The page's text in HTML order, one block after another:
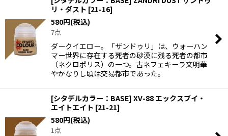
リ・ダスト [21-16]
580円(税込)
7点
ダークイエロー。「ザンドゥリ」は、ウォーハン
マー世界に存在する死者の砂漠に残る死者の都市
（ネクロポリス）の一つ。古ネフェキーラ文明華
やかなりし頃は交易都市であった。
[シタデルカラー：BASE] XV-88 エックスブイ・
エイトエイト [21-21]
580円(税込)
1点